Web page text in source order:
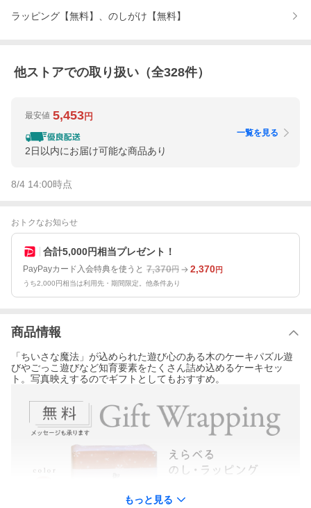
ラッピング【無料】、のしがけ【無料】
他ストアでの取り扱い（全328件）
最安値 5,453円
2日以内にお届け可能な商品あり
一覧を見る
8/4 14:00時点
おトクなお知らせ
合計5,000円相当プレゼント！
PayPayカード入会特典を使うと 7,370円 2,370円
うち2,000円相当は利用先・期間限定。他条件あり
商品情報
「ちいさな魔法」が込められた遊び心のある木のケーキパズル遊
びやごっこ遊びなど知育要素をたくさん詰め込めるケーキセッ
ト。写真映えするのでギフトとしてもおすすめ。
もっと見る